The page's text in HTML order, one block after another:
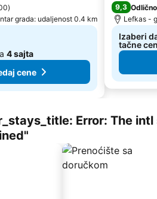
)
grada: udaljenost 0.4 km
4 sajta
cene
9,3 Odlično
Lefkas -
Izaberi
tačne
Error: The